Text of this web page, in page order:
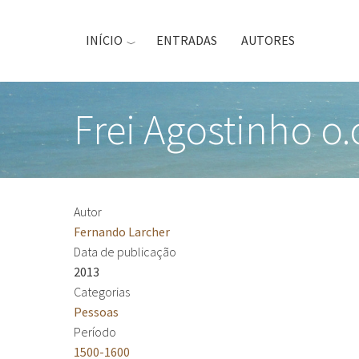
principal
INÍCIO ENTRADAS AUTORES
Frei Agostinho
Autor
Fernando Larcher
Data de publicação
2013
Categorias
Pessoas
Período
1500-1600